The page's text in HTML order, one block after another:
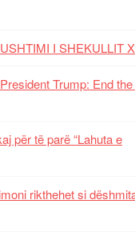
I SHEKULLIT
Trump: End
për të parë “Lahuta e
rikthehet si